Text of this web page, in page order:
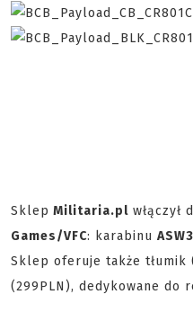
Sklep Militaria.pl
Games/VFC: karabinu
Sklep oferuje także tłumik
(299PLN), dedykowane do